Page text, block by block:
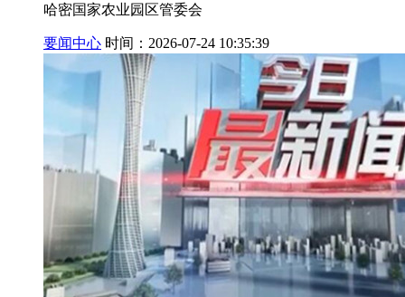
哈密国家农业园区管委会
要闻中心 时间：2026-07-24 10:35:39